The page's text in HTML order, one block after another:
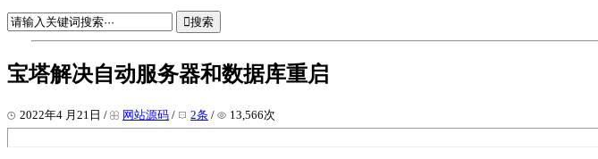
搜索
宝塔解决自动服务器和数据库重启
2022年4 月21日 / 网站源码 / 2条 / 13,566次